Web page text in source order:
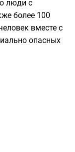
люди с
более 100
вместе с
опасных